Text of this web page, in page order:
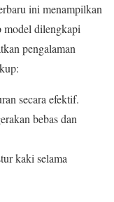
ini menampilkan
model dilengkapi
pengalaman
secara efektif.
bebas dan
kaki selama